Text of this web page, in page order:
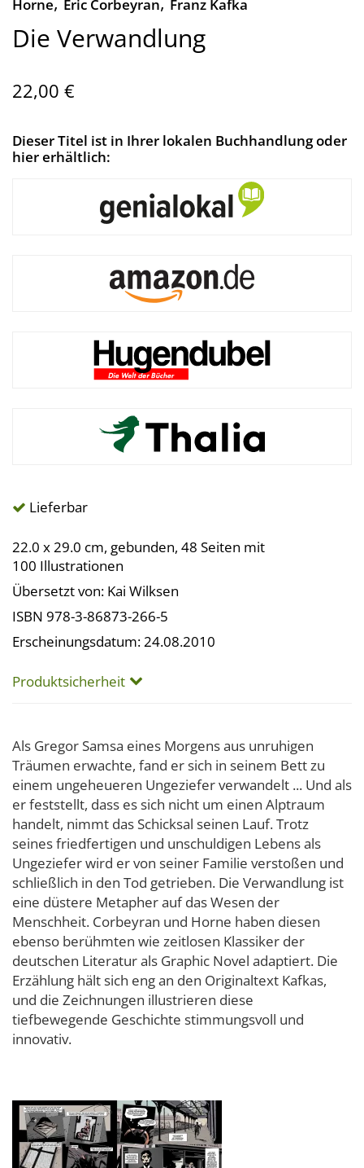
Horne Éric Corbeyran Franz Kafka
Die Verwandlung
22,00 €
Dieser Titel ist in Ihrer lokalen Buchhandlung oder
hier erhältlich:
Lieferbar
22.0 x 29.0 cm, gebunden, 48 Seiten mit
100 Illustrationen
Übersetzt von: Kai Wilksen
ISBN 978-3-86873-266-5
Erscheinungsdatum: 24.08.2010
Produktsicherheit
Als Gregor Samsa eines Morgens aus unruhigen
Träumen erwachte, fand er sich in seinem Bett zu
einem ungeheueren Ungeziefer verwandelt ... Und als
er feststellt, dass es sich nicht um einen Alptraum
handelt, nimmt das Schicksal seinen Lauf. Trotz
seines friedfertigen und unschuldigen Lebens als
Ungeziefer wird er von seiner Familie verstoßen und
schließlich in den Tod getrieben. Die Verwandlung ist
eine düstere Metapher auf das Wesen der
Menschheit. Corbeyran und Horne haben diesen
ebenso berühmten wie zeitlosen Klassiker der
deutschen Literatur als Graphic Novel adaptiert. Die
Erzählung hält sich eng an den Originaltext Kafkas,
und die Zeichnungen illustrieren diese
tiefbewegende Geschichte stimmungsvoll und
innovativ.